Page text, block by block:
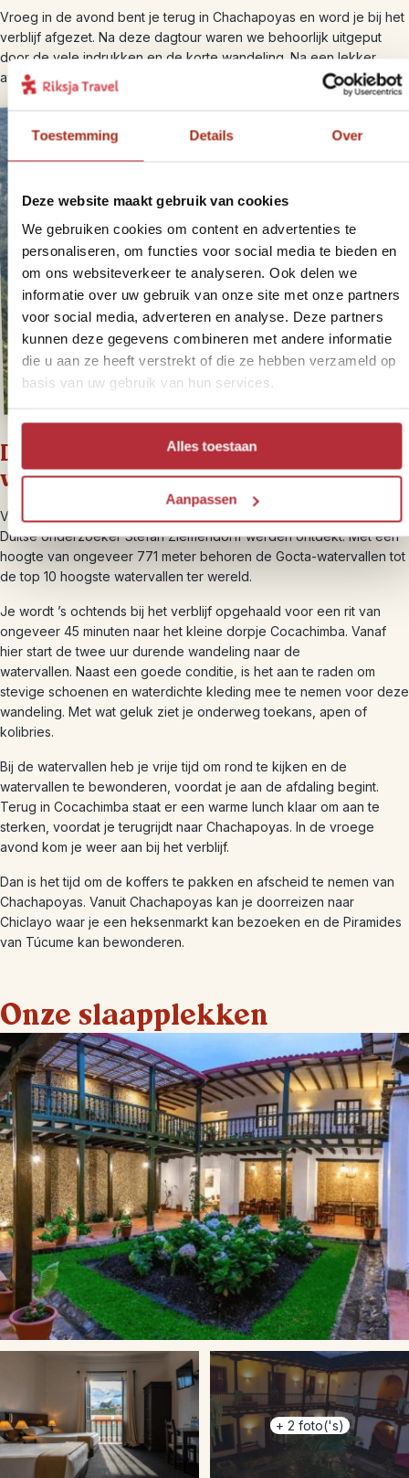
Toestemming Details Over
Deze website maakt gebruik van cookies
We gebruiken cookies om content en advertenties te
personaliseren, om functies voor social media te bieden en
om ons websiteverkeer te analyseren. Ook delen we
informatie over uw gebruik van onze site met onze partners
voor social media, adverteren en analyse. Deze partners
kunnen deze gegevens combineren met andere informatie
die u aan ze heeft verstrekt of die ze hebben verzameld op
basis van uw gebruik van hun services.
Alles toestaan
Aanpassen
Vroeg in de avond bent je terug in Chachapoyas en word je bij het
verblijf afgezet. Na deze dagtour waren we behoorlijk uitgeput
door de vele indrukken en de korte wandeling. Na een lekker
avondmaal om aan te vielen we moe en voldaan in ons bed.
Dag 3 – Dagexcursie naar de Gocta-
watervallen
Vandaag bezoek je de Gocta-watervallen die in 2002 door de
Duitse onderzoeker Stefan Ziemendorff werden ontdekt. Met een
hoogte van ongeveer 771 meter behoren de Gocta-watervallen tot
de top 10 hoogste watervallen ter wereld.
Je wordt ’s ochtends bij het verblijf opgehaald voor een rit van
ongeveer 45 minuten naar het kleine dorpje Cocachimba. Vanaf
hier start de twee uur durende wandeling naar de
watervallen. Naast een goede conditie, is het aan te raden om
stevige schoenen en waterdichte kleding mee te nemen voor deze
wandeling. Met wat geluk ziet je onderweg toekans, apen of
kolibries.
Bij de watervallen heb je vrije tijd om rond te kijken en de
watervallen te bewonderen, voordat je aan de afdaling begint.
Terug in Cocachimba staat er een warme lunch klaar om aan te
sterken, voordat je terugrijdt naar Chachapoyas. In de vroege
avond kom je weer aan bij het verblijf.
Dan is het tijd om de koffers te pakken en afscheid te nemen van
Chachapoyas. Vanuit Chachapoyas kan je doorreizen naar
Chiclayo waar je een heksenmarkt kan bezoeken en de Piramides
van Túcume kan bewonderen.
Onze slaapplekken
+ 2 foto('s)